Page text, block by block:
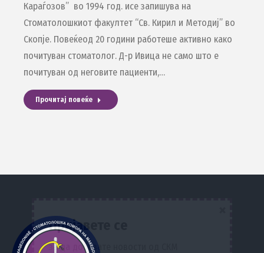
Караѓозов” во 1994 год. исе запишува на
Стоматолошкиот факултет “Св. Кирил и Методиј” во
Скопје. Повеќеод 20 години работеше активно како
почитуван стоматолог. Д-р Ивица не само што е
почитуван од неговите пациенти,…
Прочитај повеќе
Пријавете се
за да добивате новости од СКМ